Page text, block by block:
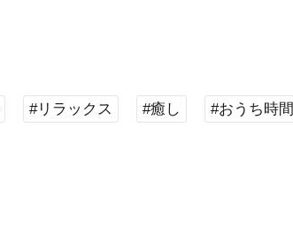
#リラックス #癒し #おうち時間